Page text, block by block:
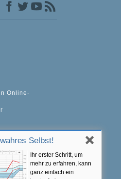
Selbst!
Ihr erster Schritt, um
mehr zu erfahren, kann
ganz einfach ein
Online-